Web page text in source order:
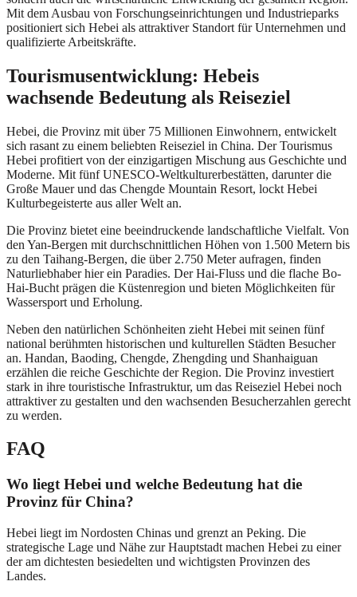
Mit dem Ausbau von Forschungseinrichtungen und Industrieparks
positioniert sich Hebei als attraktiver Standort für Unternehmen und
qualifizierte Arbeitskräfte.
Tourismusentwicklung: Hebeis
wachsende Bedeutung als Reiseziel
Hebei, die Provinz mit über 75 Millionen Einwohnern, entwickelt
sich rasant zu einem beliebten Reiseziel in China. Der Tourismus
Hebei profitiert von der einzigartigen Mischung aus Geschichte und
Moderne. Mit fünf UNESCO-Weltkulturerbestätten, darunter die
Große Mauer und das Chengde Mountain Resort, lockt Hebei
Kulturbegeisterte aus aller Welt an.
Die Provinz bietet eine beeindruckende landschaftliche Vielfalt. Von
den Yan-Bergen mit durchschnittlichen Höhen von 1.500 Metern bis
zu den Taihang-Bergen, die über 2.750 Meter aufragen, finden
Naturliebhaber hier ein Paradies. Der Hai-Fluss und die flache Bo-
Hai-Bucht prägen die Küstenregion und bieten Möglichkeiten für
Wassersport und Erholung.
Neben den natürlichen Schönheiten zieht Hebei mit seinen fünf
national berühmten historischen und kulturellen Städten Besucher
an. Handan, Baoding, Chengde, Zhengding und Shanhaiguan
erzählen die reiche Geschichte der Region. Die Provinz investiert
stark in ihre touristische Infrastruktur, um das Reiseziel Hebei noch
attraktiver zu gestalten und den wachsenden Besucherzahlen gerecht
zu werden.
FAQ
Wo liegt Hebei und welche Bedeutung hat die
Provinz für China?
Hebei liegt im Nordosten Chinas und grenzt an Peking. Die
strategische Lage und Nähe zur Hauptstadt machen Hebei zu einer
der am dichtesten besiedelten und wichtigsten Provinzen des
Landes.